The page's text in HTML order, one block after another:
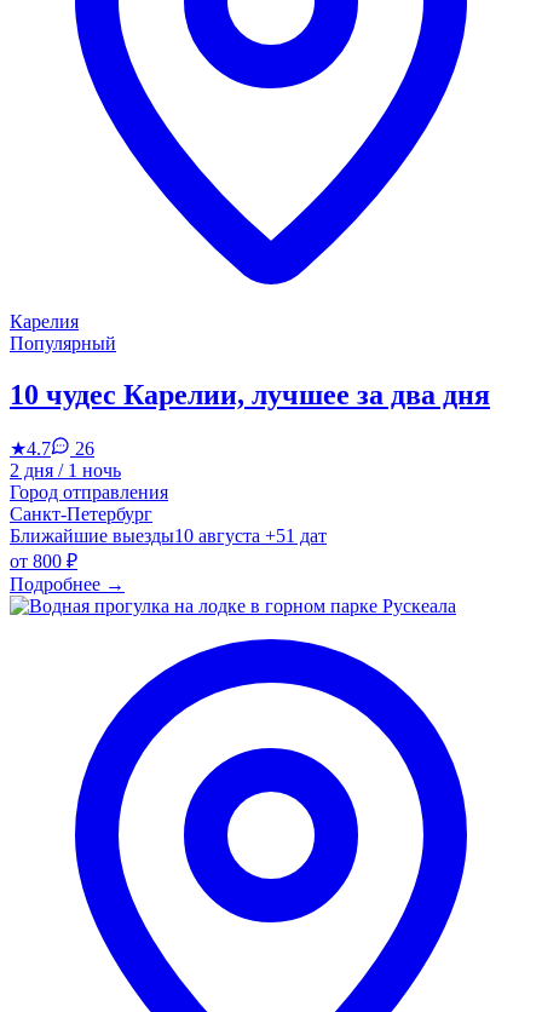
Карелия
Популярный
10 чудес Карелии, лучшее за два дня
★4.7
26
2 дня / 1 ночь
Город отправления
Санкт-Петербург
Ближайшие выезды10 августа +51 дат
от 800 ₽
Подробнее →